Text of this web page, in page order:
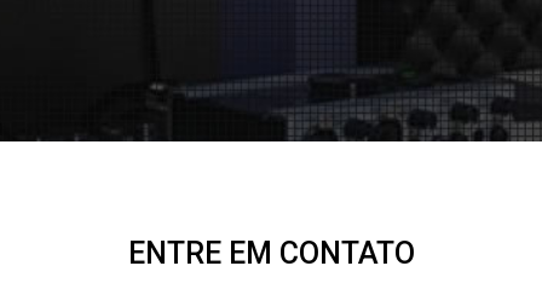
ENTRE EM CONTATO